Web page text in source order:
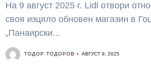
На 9 август 2025 г. Lidl отвори
своя изцяло обновен магазин в
„Панаирски...
ТОДОР ТОДОРОВ АВГУСТ 9, 2025